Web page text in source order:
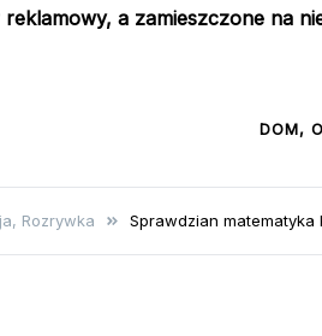
a zamieszczone na
DOM,
Rozrywka Sprawdzian